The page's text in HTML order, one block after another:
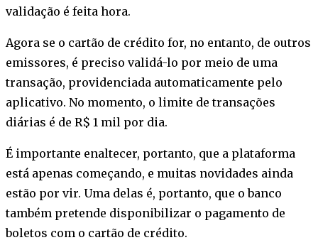
validação é feita hora.
Agora se o cartão de crédito for, no entanto, de outros
emissores, é preciso validá-lo por meio de uma
transação, providenciada automaticamente pelo
aplicativo. No momento, o limite de transações
diárias é de R$ 1 mil por dia.
É importante enaltecer, portanto, que a plataforma
está apenas começando, e muitas novidades ainda
estão por vir. Uma delas é, portanto, que o banco
também pretende disponibilizar o pagamento de
boletos com o cartão de crédito.